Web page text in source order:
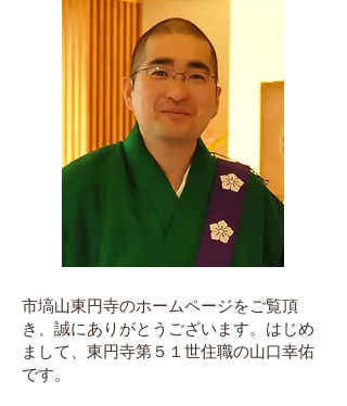
市塙山東円寺のホームページをご覧頂
き、誠にありがとうございます。はじめ
まして、東円寺第５１世住職の山口幸佑
です。